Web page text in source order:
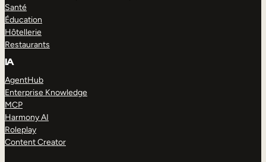
Santé
Éducation
Hôtellerie
Restaurants
IA
AgentHub
Enterprise Knowledge
MCP
Harmony AI
Roleplay
Content Creator